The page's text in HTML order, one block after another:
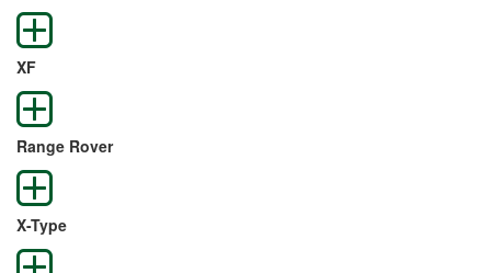
XF
Range Rover
X-Type